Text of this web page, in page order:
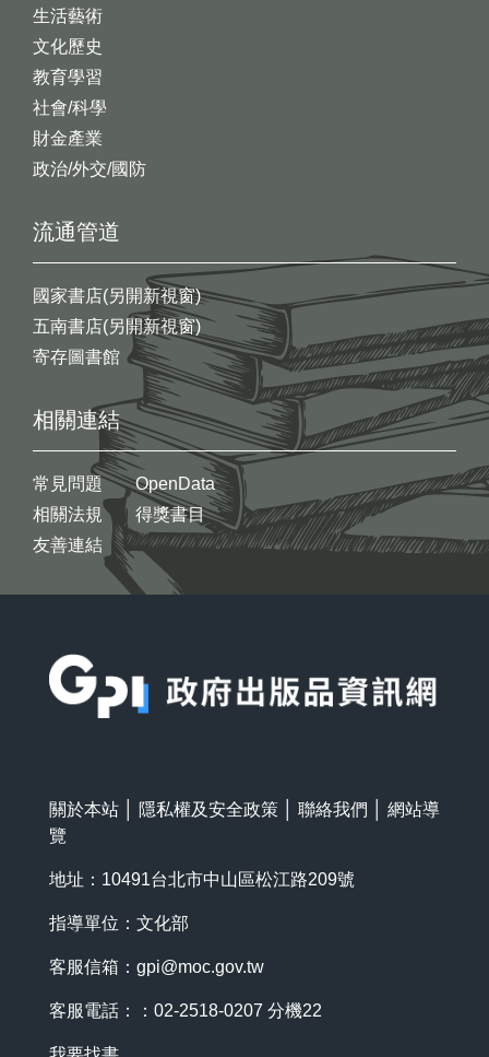
生活藝術
文化歷史
教育學習
社會/科學
財金產業
政治/外交/國防
流通管道
國家書店(另開新視窗)
五南書店(另開新視窗)
寄存圖書館
相關連結
常見問題
相關法規
友善連結
OpenData
得獎書目
關於本站 隱私權及安全政策 聯絡我們
網站導
覽
地址：10491台北市中山區松江路209號
指導單位：文化部
客服信箱： gpi@moc.gov.tw
客服電話：：02-2518-0207 分機22